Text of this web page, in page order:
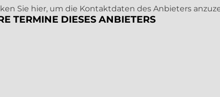
(4 stellig),
Tag, Monat, Jahr (4 stellig),
Sie hier, um die Kontaktdaten des Anbieters
TERMINE DIESES ANBIETERS